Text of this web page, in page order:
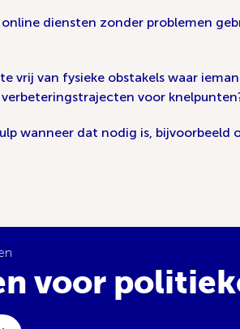
diensten zonder problemen
vrij van fysieke obstakels waar
voor
wanneer dat nodig is, bijvoorbeeld
voor